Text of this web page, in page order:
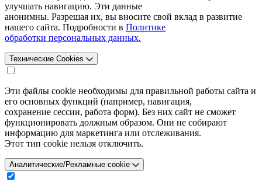
улучшать навигацию. Эти данные
анонимны. Разрешая их, вы вносите свой вклад в развитие
нашего сайта. Подробности в Политике
обработки персональных данных.
Технические Cookies
Эти файлы cookie необходимы для правильной работы сайта и
его основных функций (например, навигация,
сохранение сессии, работа форм). Без них сайт не сможет
функционировать должным образом. Они не собирают
информацию для маркетинга или отслеживания.
Этот тип cookie нельзя отключить.
Аналитические/Рекламные cookie